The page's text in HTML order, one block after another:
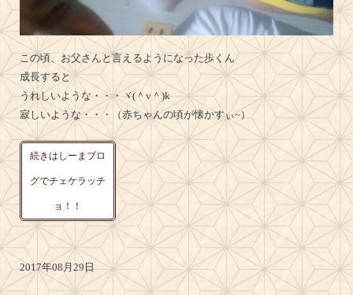
この頃、お父さんと言えるようになった歩くん
成長すると
うれしいような・・・ヾ(＾v＾)k
寂しいような・・・（赤ちゃんの頃が懐かすぃ~）
続きはしーまブロ
グでチェケラッチ
ョ！！
2017年08月29日